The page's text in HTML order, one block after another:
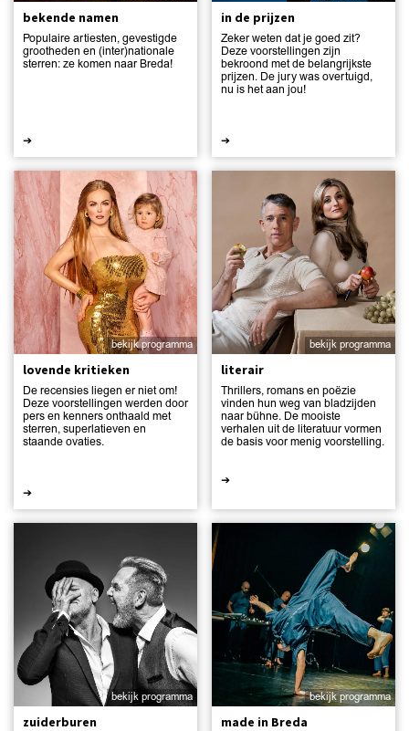
bekende namen
Populaire artiesten, gevestigde
grootheden en (inter)nationale
sterren: ze komen naar Breda!
➔
in de prijzen
Zeker weten dat je goed zit?
Deze voorstellingen zijn
bekroond met de belangrijkste
prijzen. De jury was overtuigd,
nu is het aan jou!
➔
bekijk programma
lovende kritieken
De recensies liegen er niet om!
Deze voorstellingen werden door
pers en kenners onthaald met
sterren, superlatieven en
staande ovaties.
➔
bekijk programma
literair
Thrillers, romans en poëzie
vinden hun weg van bladzijden
naar bühne. De mooiste
verhalen uit de literatuur vormen
de basis voor menig voorstelling.
➔
bekijk programma
zuiderburen
bekijk programma
made in Breda